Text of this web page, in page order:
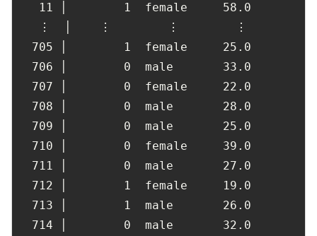
11
1
  female
58.0
705
1
  female
25.0
706
0
  male
33.0
707
0
  female
22.0
708
0
  male
28.0
709
0
  male
25.0
710
0
  female
39.0
711
0
  male
27.0
712
1
  female
19.0
713
1
  male
26.0
714
0
  male
32.0